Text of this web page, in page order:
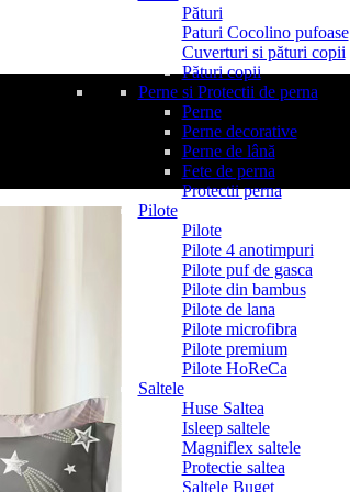
Pături
Paturi Cocolino pufoase
Cuverturi si pături copii
Pături copii
Perne si Protectii de perna
Perne
Perne decorative
Perne de lână
Fete de perna
Protectii perna
Pilote
Pilote
Pilote 4 anotimpuri
Pilote puf de gasca
Pilote din bambus
Pilote de lana
Pilote microfibra
Pilote premium
Pilote HoReCa
Saltele
Huse Saltea
Isleep saltele
Magniflex saltele
Protectie saltea
Saltele Buget